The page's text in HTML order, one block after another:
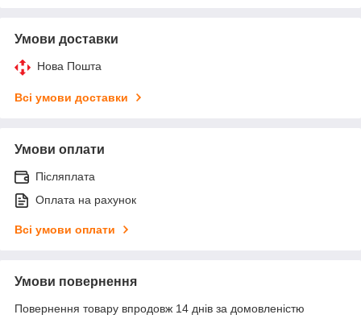
Умови доставки
Нова Пошта
Всі умови доставки
Умови оплати
Післяплата
Оплата на рахунок
Всі умови оплати
Умови повернення
Повернення товару впродовж 14 днів за домовленістю